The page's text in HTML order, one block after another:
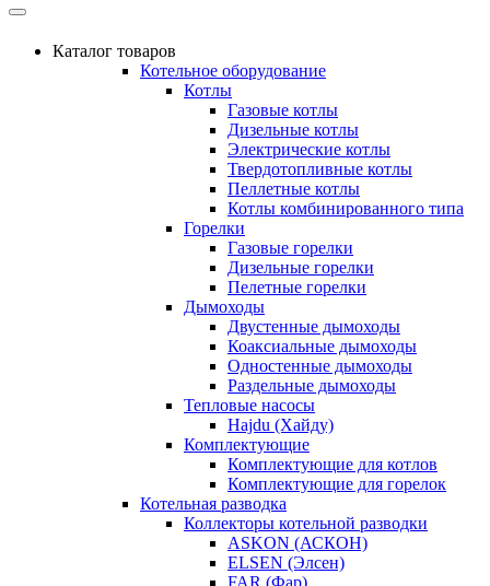
Каталог товаров
Котельное оборудование
Котлы
Газовые котлы
Дизельные котлы
Электрические котлы
Твердотопливные котлы
Пеллетные котлы
Котлы комбинированного типа
Горелки
Газовые горелки
Дизельные горелки
Пелетные горелки
Дымоходы
Двустенные дымоходы
Коаксиальные дымоходы
Одностенные дымоходы
Раздельные дымоходы
Тепловые насосы
Hajdu (Хайду)
Комплектующие
Комплектующие для котлов
Комплектующие для горелок
Котельная разводка
Коллекторы котельной разводки
ASKON (АСКОН)
ELSEN (Элсен)
FAR (Фар)